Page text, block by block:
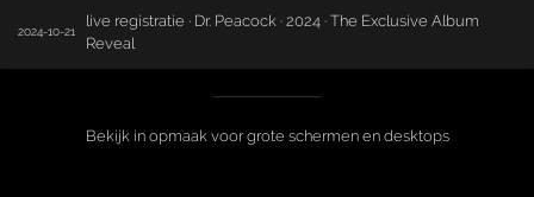
2024-10-21
live registratie · Dr. Peacock · 2024 · The Exclusive Album
Reveal
Bekijk in opmaak voor grote schermen en desktops